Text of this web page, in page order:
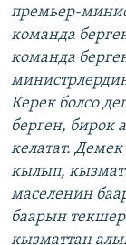
премьер-
команда
команда
Керек болсо
берген, бирок
келатат.
кылып,
маселенин
баарын
кызматтан